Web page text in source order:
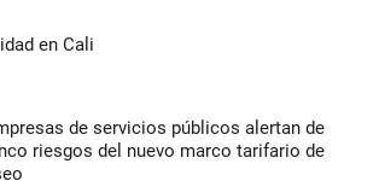
en Cali
de servicios públicos alertan de
riesgos del nuevo marco tarifario de